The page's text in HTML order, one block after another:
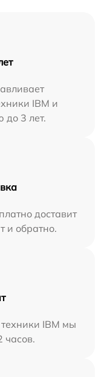
IBM и
до 3 лет.
доставит
и обратно.
IBM мы
часов.